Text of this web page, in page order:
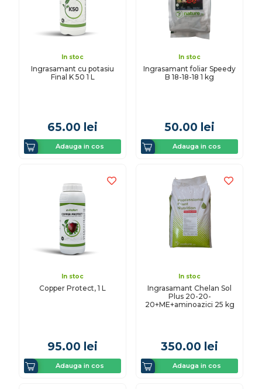
In stoc
Ingrasamant cu potasiu
Final K 50 1 L
65.00 lei
Adauga in cos
In stoc
Ingrasamant foliar Speedy
B 18-18-18 1 kg
50.00 lei
Adauga in cos
In stoc
Copper Protect, 1 L
95.00 lei
Adauga in cos
In stoc
Ingrasamant Chelan Sol
Plus 20-20-
20+ME+aminoazici 25 kg
350.00 lei
Adauga in cos